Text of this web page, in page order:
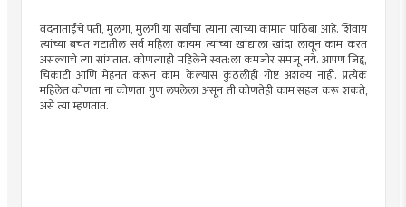
वंदनाताईंचे पती, मुलगा, मुलगी या सर्वांचा त्यांना त्यांच्या कामात पाठिंबा आहे. शिवाय
त्यांच्या बचत गटातील सर्व महिला कायम त्यांच्या खांद्याला खांदा लावून काम करत
असल्याचे त्या सांगतात. कोणत्याही महिलेने स्वत:ला कमजोर समजू नये. आपण जिद्द,
चिकाटी आणि मेहनत करून काम केल्यास कुठलीही गोष्ट अशक्य नाही. प्रत्येक
महिलेत कोणता ना कोणता गुण लपलेला असून ती कोणतेही काम सहज करू शकते,
असे त्या म्हणतात.